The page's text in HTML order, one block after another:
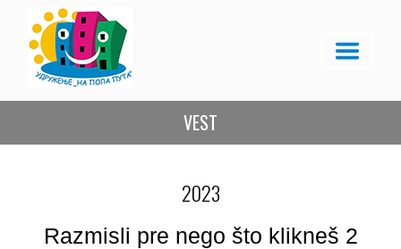
VEST
2023
Razmisli pre nego što klikneš 2